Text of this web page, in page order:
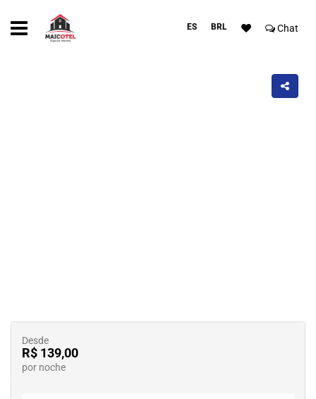
ES BRL Chat
Desde
R$ 139,00
por noche